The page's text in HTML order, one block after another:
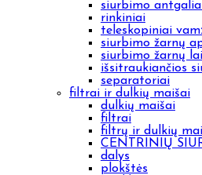
siurbimo
rinkiniai
teleskopiniai
siurbimo žarnų
siurbimo žarnų
išsitraukiančios
separatoriai
filtrai ir dulkių maišai
dulkių maišai
filtrai
filtrų ir dulkių
CENTRINIŲ
dalys
plokštės